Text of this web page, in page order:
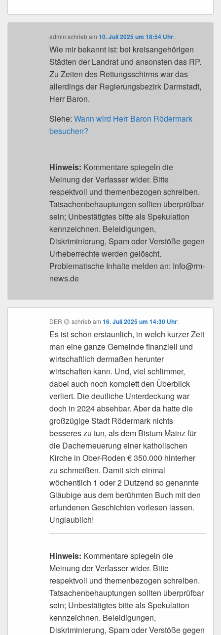
admin schriebam10. Juli 2025 um 18:54 Uhr:
Wie mir bekannt ist: bei kreisangehörigen
Städten der Landrat und ansonsten das RP.
Zu Zeiten des Rettungsschirms war das
allerdings der Regierungsbezirk Darmstadt,
Herr Baron.
Siehe:Wann wird Herr Baron Rödermark
besuchen?
Hinweis: Kommentare spiegeln die
Meinung der Verfasser wider. Bitte
respektvoll und themenbezogen schreiben.
Tatsachenbehauptungen sollten überprüfbar
sein; Unbestätigtes bitte als Spekulation
kennzeichnen. Beleidigungen,
Diskriminierung, Spam oder Verstöße gegen
Urheberrechte werden gelöscht.
Problematische Inhalte melden an: Info@rm-
news.de
DER 😉 schriebam16. Juli 2025 um 14:30 Uhr:
Es ist schon erstaunlich, in welch kurzer Zeit
man eine ganze Gemeinde finanziell und
wirtschaftlich dermaßen herunter
wirtschaften kann. Und, viel schlimmer,
dabei auch noch komplett den Überblick
verliert. Die deutliche Unterdeckung war
doch in 2024 absehbar. Aber da hatte die
großzügige Stadt Rödermark nichts
besseres zu tun, als dem Bistum Mainz für
die Dacherneuerung einer katholischen
Kirche in Ober-Roden € 350.000 hinterher
zu schmeißen. Damit sich einmal
wöchentlich 1 oder 2 Dutzend so genannte
Gläubige aus dem berühmten Buch mit den
erfundenen Geschichten vorlesen lassen.
Unglaublich!
Hinweis: Kommentare spiegeln die
Meinung der Verfasser wider. Bitte
respektvoll und themenbezogen schreiben.
Tatsachenbehauptungen sollten überprüfbar
sein; Unbestätigtes bitte als Spekulation
kennzeichnen. Beleidigungen,
Diskriminierung, Spam oder Verstöße gegen